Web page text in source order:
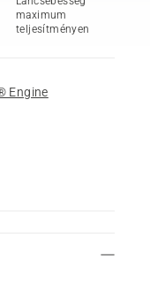
maximum
teljesítményen
Engine